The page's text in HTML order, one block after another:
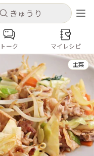
キャンセル
できます
新規登録
キャンセル
コンテンツ
とうもろこし
ヤ
トーク マイレシピ
主菜